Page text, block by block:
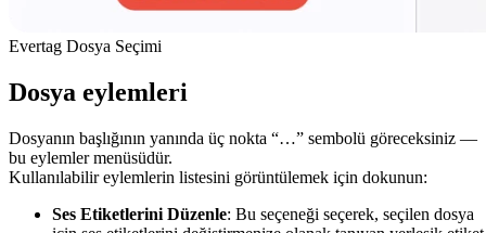
Evertag Dosya Seçimi
Dosya eylemleri
Dosyanın başlığının yanında üç nokta “…” sembolü göreceksiniz —
bu eylemler menüsüdür.
Kullanılabilir eylemlerin listesini görüntülemek için dokunun:
Ses Etiketlerini Düzenle: Bu seçeneği seçerek, seçilen dosya